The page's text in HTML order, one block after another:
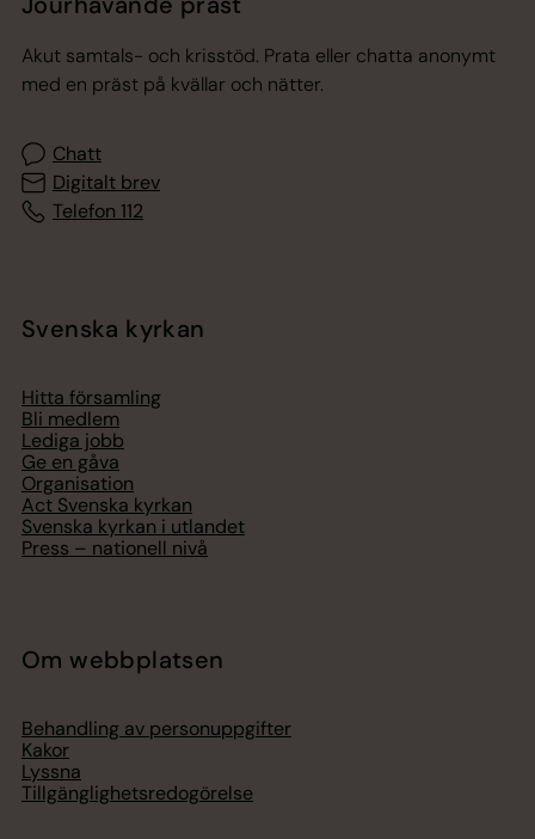
Akut samtals- och krisstöd. Prata eller chatta anonymt
med en präst på kvällar och nätter.
Chatt
Digitalt brev
Telefon 112
Svenska kyrkan
Hitta församling
Bli medlem
Lediga jobb
Ge en gåva
Organisation
Act Svenska kyrkan
Svenska kyrkan i utlandet
Press – nationell nivå
Om webbplatsen
Behandling av personuppgifter
Kakor
Lyssna
Tillgänglighetsredogörelse